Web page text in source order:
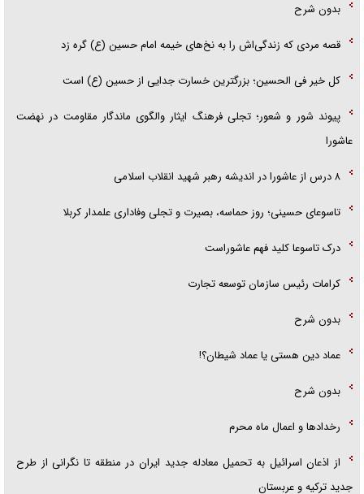
بدون شرح
قصه مردی که زندگی‌اش را به نخ‌های خیمه امام حسین (ع) گره زد
کل خیر فی الحسین؛ بزرگترین خسارت جدایی از حسین (ع) است
پیوند شور و شعور؛ تجلی فرهنگ ایثار والگوی ماندگار مقاومت در نهضت
عاشورا
۸ درس از عاشورا در اندیشه رهبر شهید انقلاب اسلامی
تاسوعای حسینی؛ روز حماسه، بصیرت و تجلی وفاداری علمدار کربلا
درک تاسوعا کلید فهم عاشوراست
کرامات رئیس سازمان توسعه تجارت
بدون شرح
عماد دین هستی یا عماد شیطان؟!
بدون شرح
رخداد‌ها و اعمال ماه محرم
از اذعان اسرائیل به تحمیل معادله جدید ایران در منطقه تا نگرانی از طرح
جدید ترکیه و عربستان